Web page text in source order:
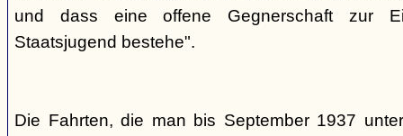
und dass eine offene Gegnerschaft zur
Staatsjugend bestehe".
Die Fahrten, die man bis September 1937